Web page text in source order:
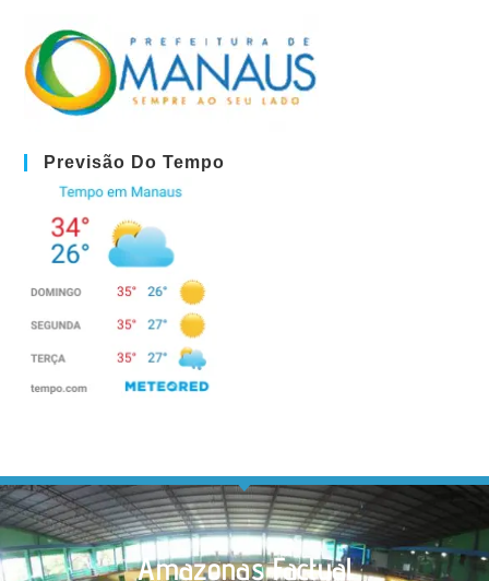
Previsão Do Tempo
Amazonas Factual